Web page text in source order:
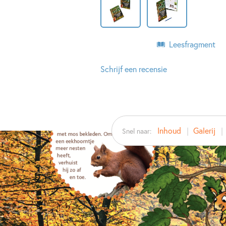
Leesfragment
Schrijf een recensie
Snel naar: Inhoud Galerij